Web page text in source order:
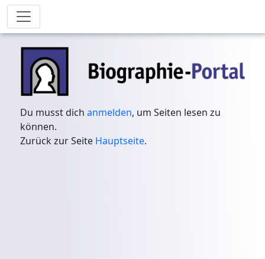
Du musst dichanmelden, um Seiten lesen zu
können.
Zurück zur Seite Hauptseite.